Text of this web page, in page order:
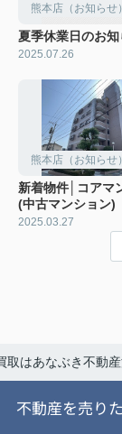
熊本店（お知らせ）
夏季休業日のお知
2025.07.26
熊本店（お知らせ）
新着物件│コアマ
(中古マンション)
2025.03.27
取はあなぶき不動
不動産を売り